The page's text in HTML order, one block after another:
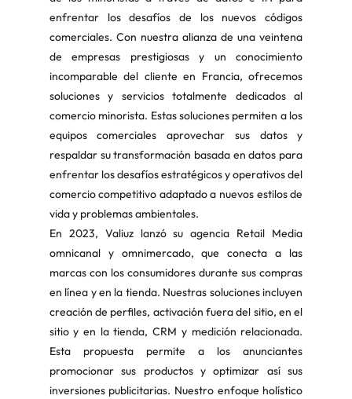
enfrentar los desafíos de los nuevos códigos
comerciales. Con nuestra alianza de una veintena
de empresas prestigiosas y un conocimiento
incomparable del cliente en Francia, ofrecemos
soluciones y servicios totalmente dedicados al
comercio minorista. Estas soluciones permiten a los
equipos comerciales aprovechar sus datos y
respaldar su transformación basada en datos para
enfrentar los desafíos estratégicos y operativos del
comercio competitivo adaptado a nuevos estilos de
vida y problemas ambientales.
En 2023, Valiuz lanzó su agencia Retail Media
omnicanal y omnimercado, que conecta a las
marcas con los consumidores durante sus compras
en línea y en la tienda. Nuestras soluciones incluyen
creación de perfiles, activación fuera del sitio, en el
sitio y en la tienda, CRM y medición relacionada.
Esta propuesta permite a los anunciantes
promocionar sus productos y optimizar así sus
inversiones publicitarias. Nuestro enfoque holístico